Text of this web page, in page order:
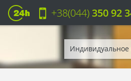
+38(044)350 92